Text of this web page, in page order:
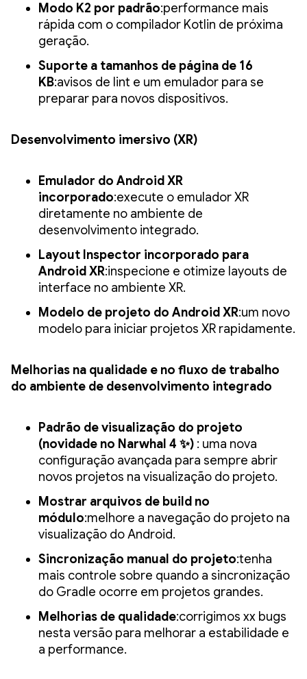
Modo K2 por padrão:performance mais
rápida com o compilador Kotlin de próxima
geração.
Suporte a tamanhos de página de 16
KB:avisos de lint e um emulador para se
preparar para novos dispositivos.
Desenvolvimento imersivo (XR)
Emulador do Android XR
incorporado:execute o emulador XR
diretamente no ambiente de
desenvolvimento integrado.
Layout Inspector incorporado para
Android XR:inspecione e otimize layouts de
interface no ambiente XR.
Modelo de projeto do Android XR:um novo
modelo para iniciar projetos XR rapidamente.
Melhorias na qualidade e no fluxo de trabalho
do ambiente de desenvolvimento integrado
Padrão de visualização do projeto
(novidade no Narwhal 4 ✨) : uma nova
configuração avançada para sempre abrir
novos projetos na visualização do projeto.
Mostrar arquivos de build no
módulo:melhore a navegação do projeto na
visualização do Android.
Sincronização manual do projeto:tenha
mais controle sobre quando a sincronização
do Gradle ocorre em projetos grandes.
Melhorias de qualidade:corrigimos xx bugs
nesta versão para melhorar a estabilidade e
a performance.